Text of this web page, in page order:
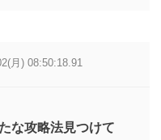
月) 08:50:18.91
な攻略法見つけて